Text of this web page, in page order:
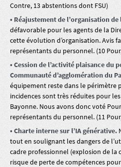
Contre, 13 abstentions dont FSU)
• Réajustement de l’organisation de
défavorable pour les agents de la
cette évolution d’organisation. Avis
représentants du personnel. (10
• Cession de l’activité plaisance du
Communauté d’agglomération du
équipement reste dans le périmètre
incidences sont très réduites pour
Bayonne. Nous avons donc voté
représentants du personnel. (11
• Charte interne sur l’IA générative.
tout en soulignant les dangers de
cadre professionnel (explosion de
risque de perte de compétences